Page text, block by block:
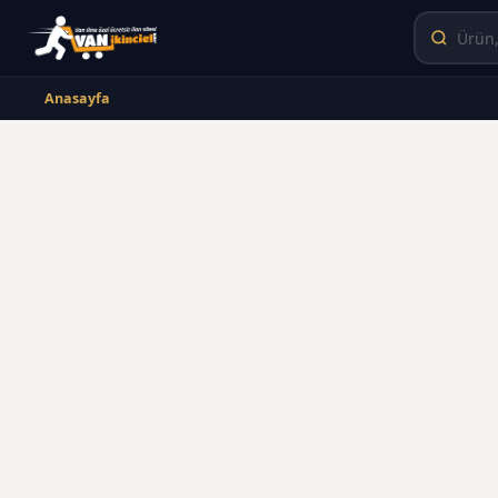
Anasayfa